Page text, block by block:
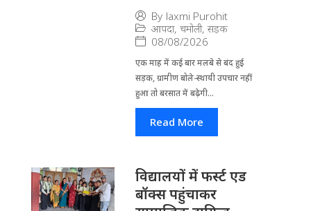
By laxmi Purohit
आपदा, चमोली, सड़क
08/08/2026
एक माह में कई बार मलबे से बंद हुई
सड़क, ग्रामीण बोले-स्थायी उपचार नहीं
हुआ तो बरसात में बढ़ेगी...
Read More
विद्यालयों में फर्स्ट एड
बॉक्स पहुंचाकर